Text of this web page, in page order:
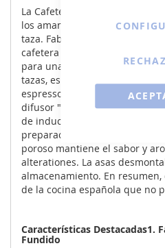
La Cafetera Express Evva de
los amantes del café que
taza. Fabricada en aluminio
cafetera garantiza una
para una extracción perfecta.
tazas, es perfecta para
espresso en cualquier
difusor "Full Induction" la
de inducción, asegurando la
preparación del café.
poroso mantiene el sabor y
alterationes. La asas
almacenamiento. En
de la cocina española que no
Características Destacadas1.
Fundido